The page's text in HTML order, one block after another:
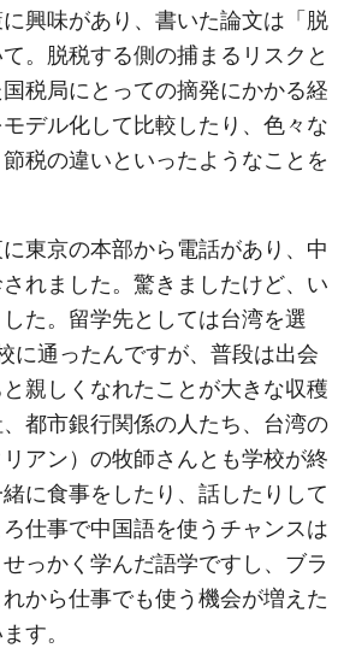
興味があり、書いた論文は「脱
。脱税する側の捕まるリスクと
税局にとっての摘発にかかる経
デル化して比較したり、色々な
税の違いといったようなことを
東京の本部から電話があり、中
れました。驚きましたけど、い
た。留学先としては台湾を選
に通ったんですが、普段は出会
親しくなれたことが大きな収穫
都市銀行関係の人たち、台湾の
アン）の牧師さんとも学校が終
に食事をしたり、話したりして
仕事で中国語を使うチャンスは
っかく学んだ語学ですし、ブラ
から仕事でも使う機会が増えた
す。